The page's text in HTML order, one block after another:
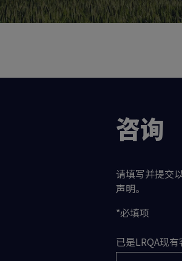
咨询
请填写并提交
声明。
*必填项
已是LRQA现有